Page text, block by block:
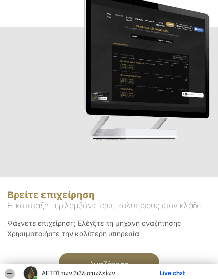
ΑΕΤΟΊ των βιβλιοπωλείων Live chat
Βρείτε επιχείρηση
Η κατάταξη περιλαμβάνει τους καλύτερους στον κλάδο
Ψάχνετε επιχείρηση; Ελέγξτε τη μηχανή αναζήτησης.
Χρησιμοποιήστε την καλύτερη υπηρεσία
Αναζήτηση